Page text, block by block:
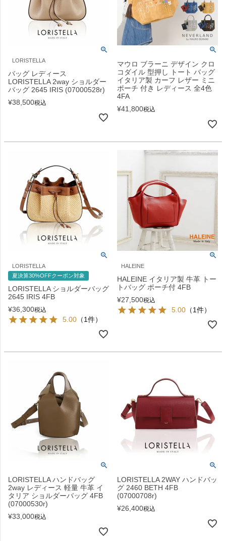
LORISTELLA
バッグ レディース
LORISTELLA 2way ショルダー
バッグ 2645 IRIS (07000528r)
¥38,500税込
マウロ ブラーニ デザイン クロ
コダイル 型押し トート バッグ
イタリア製 カーフ レザー ミニ
ポーチ 付き レディース 全4色
4FA
¥41,800税込
LORISTELLA
夏決算30%OFFクーポン対象
LORISTELLA ショルダーバッグ
2645 IRIS 4FB
¥36,300税込
5.00 （1件）
HALEINE
HALEINE イタリア製 牛革 トー
トバッグ ポーチ付 4FB
¥27,500税込
5.00 （1件）
LORISTELLA ハンドバッグ
2way レディース 軽量 牛革 イ
タリア ショルダーバッグ 4FB
(07000530r)
¥33,000税込
LORISTELLA 2WAY ハンドバッ
グ 2460 BETH 4FB
(07000708r)
¥26,400税込